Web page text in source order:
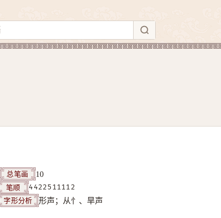
总笔画 10
笔顺 4422511112
字形分析 形声；从忄、旱声